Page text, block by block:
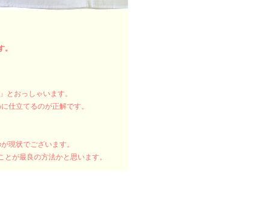
とおっしゃいます。
仕立てるのが正解です。
現状でございます。
が最良の方法かと思います。